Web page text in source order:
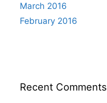
March 2016
February 2016
Recent Comments